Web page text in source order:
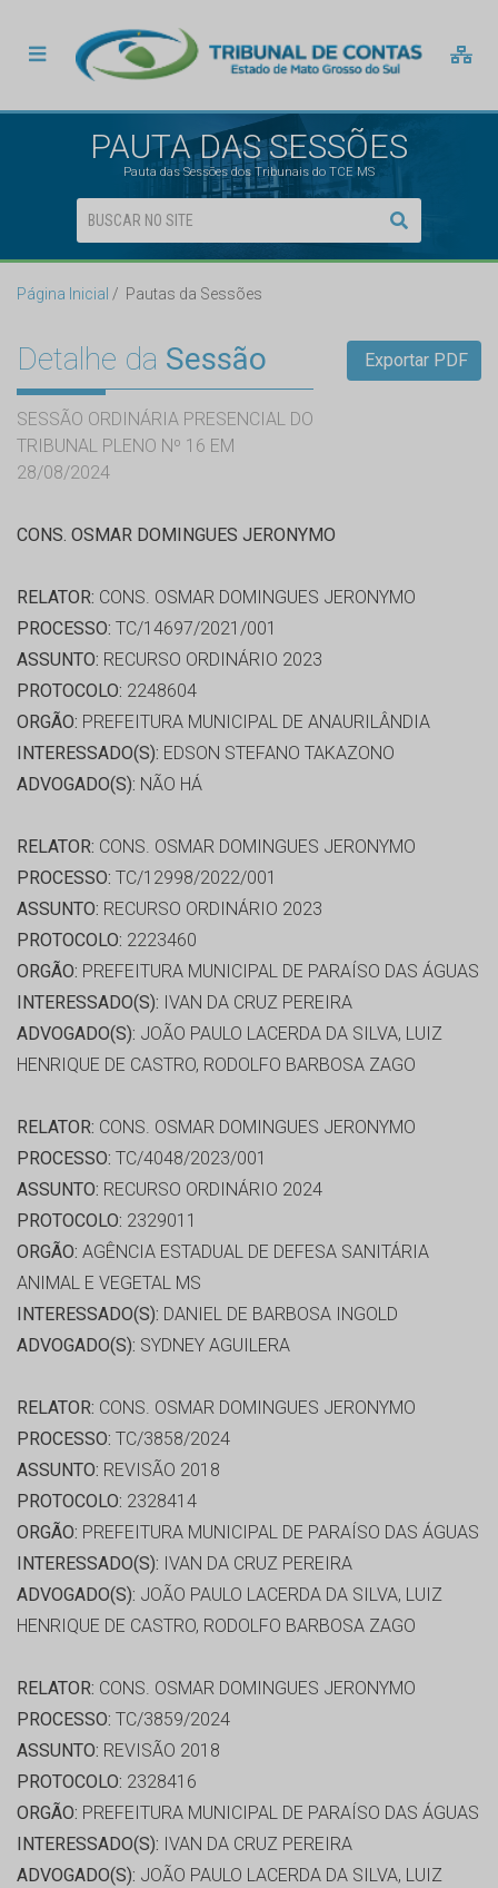
PAUTA DAS SESSÕES
Pauta das Sessões dos Tribunais do TCE MS
Página Inicial Pautas da Sessões
Detalhe da Sessão
SESSÃO ORDINÁRIA PRESENCIAL DO
TRIBUNAL PLENO Nº 16 EM
28/08/2024
Exportar PDF
CONS. OSMAR DOMINGUES JERONYMO
RELATOR: CONS. OSMAR DOMINGUES JERONYMO
PROCESSO: TC/14697/2021/001
ASSUNTO: RECURSO ORDINÁRIO 2023
PROTOCOLO: 2248604
ORGÃO: PREFEITURA MUNICIPAL DE ANAURILÂNDIA
INTERESSADO(S): EDSON STEFANO TAKAZONO
ADVOGADO(S): NÃO HÁ
RELATOR: CONS. OSMAR DOMINGUES JERONYMO
PROCESSO: TC/12998/2022/001
ASSUNTO: RECURSO ORDINÁRIO 2023
PROTOCOLO: 2223460
ORGÃO: PREFEITURA MUNICIPAL DE PARAÍSO DAS ÁGUAS
INTERESSADO(S): IVAN DA CRUZ PEREIRA
ADVOGADO(S): JOÃO PAULO LACERDA DA SILVA, LUIZ
HENRIQUE DE CASTRO, RODOLFO BARBOSA ZAGO
RELATOR: CONS. OSMAR DOMINGUES JERONYMO
PROCESSO: TC/4048/2023/001
ASSUNTO: RECURSO ORDINÁRIO 2024
PROTOCOLO: 2329011
ORGÃO: AGÊNCIA ESTADUAL DE DEFESA SANITÁRIA
ANIMAL E VEGETAL MS
INTERESSADO(S): DANIEL DE BARBOSA INGOLD
ADVOGADO(S): SYDNEY AGUILERA
RELATOR: CONS. OSMAR DOMINGUES JERONYMO
PROCESSO: TC/3858/2024
ASSUNTO: REVISÃO 2018
PROTOCOLO: 2328414
ORGÃO: PREFEITURA MUNICIPAL DE PARAÍSO DAS ÁGUAS
INTERESSADO(S): IVAN DA CRUZ PEREIRA
ADVOGADO(S): JOÃO PAULO LACERDA DA SILVA, LUIZ
HENRIQUE DE CASTRO, RODOLFO BARBOSA ZAGO
RELATOR: CONS. OSMAR DOMINGUES JERONYMO
PROCESSO: TC/3859/2024
ASSUNTO: REVISÃO 2018
PROTOCOLO: 2328416
ORGÃO: PREFEITURA MUNICIPAL DE PARAÍSO DAS ÁGUAS
INTERESSADO(S): IVAN DA CRUZ PEREIRA
ADVOGADO(S): JOÃO PAULO LACERDA DA SILVA, LUIZ